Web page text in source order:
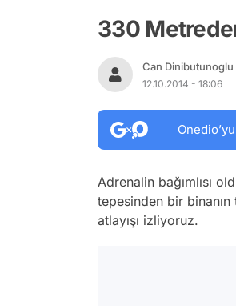
330
Can Dinibutunoglu
12.10.2014 - 18:06
Adrenalin bağımlısı
tepesinden bir
atlayışı izliyoruz.